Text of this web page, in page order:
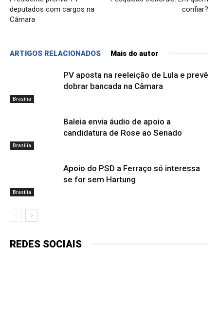
deputados com cargos na
Câmara
confiar?
ARTIGOS RELACIONADOS Mais do autor
Brasília
PV aposta na reeleição de Lula e prevê
dobrar bancada na Câmara
Brasília
Baleia envia áudio de apoio a
candidatura de Rose ao Senado
Brasília
Apoio do PSD a Ferraço só interessa
se for sem Hartung
REDES SOCIAIS